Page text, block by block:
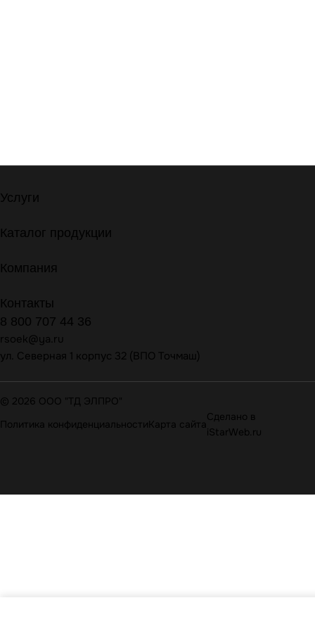
Услуги
Каталог продукции
Компания
Контакты
8 800 707 44 36
rsoek@ya.ru
ул. Северная 1 корпус 32 (ВПО Точмаш)
© 2026 ООО "ТД ЭЛПРО"
Политика конфиденциальностиКарта сайта
Сделано в
iStarWeb.ru